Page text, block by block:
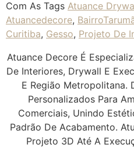
Com As Tags Atuance
Atuancedecore,
Curitiba, Gesso, Projeto De
Atuance Decore É
De Interiores, Drywall E
E Região Metropolitana.
Personalizados Para
Comerciais, Unindo
Padrão De Acabamento.
Projeto 3D Até A